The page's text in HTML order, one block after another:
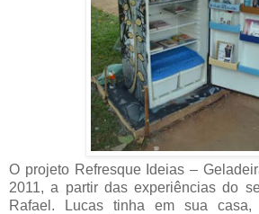
O projeto Refresque Ideias –
2011, a partir das experiências do
Rafael. Lucas tinha em sua